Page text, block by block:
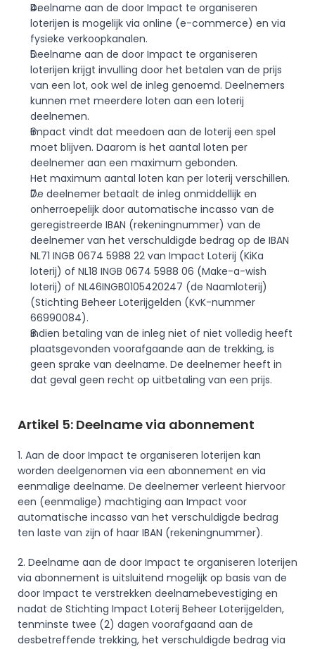
Deelname aan de door Impact te organiseren
loterijen is mogelijk via online (e-commerce) en via
fysieke verkoopkanalen.
Deelname aan de door Impact te organiseren
loterijen krijgt invulling door het betalen van de prijs
van een lot, ook wel de inleg genoemd. Deelnemers
kunnen met meerdere loten aan een loterij
deelnemen.
Impact vindt dat meedoen aan de loterij een spel
moet blijven. Daarom is het aantal loten per
deelnemer aan een maximum gebonden.
Het maximum aantal loten kan per loterij verschillen.
De deelnemer betaalt de inleg onmiddellijk en
onherroepelijk door automatische incasso van de
geregistreerde IBAN (rekeningnummer) van de
deelnemer van het verschuldigde bedrag op de IBAN
NL71 INGB 0674 5988 22 van Impact Loterij (KiKa
loterij) of NL18 INGB 0674 5988 06 (Make-a-wish
loterij) of NL46INGB0105420247 (de Naamloterij)
(Stichting Beheer Loterijgelden (KvK-nummer
66990084).
Indien betaling van de inleg niet of niet volledig heeft
plaatsgevonden voorafgaande aan de trekking, is
geen sprake van deelname. De deelnemer heeft in
dat geval geen recht op uitbetaling van een prijs.
Artikel 5: Deelname via abonnement
1. Aan de door Impact te organiseren loterijen kan
worden deelgenomen via een abonnement en via
eenmalige deelname. De deelnemer verleent hiervoor
een (eenmalige) machtiging aan Impact voor
automatische incasso van het verschuldigde bedrag
ten laste van zijn of haar IBAN (rekeningnummer).
2. Deelname aan de door Impact te organiseren loterijen
via abonnement is uitsluitend mogelijk op basis van de
door Impact te verstrekken deelnamebevestiging en
nadat de Stichting Impact Loterij Beheer Loterijgelden,
tenminste twee (2) dagen voorafgaand aan de
desbetreffende trekking, het verschuldigde bedrag via